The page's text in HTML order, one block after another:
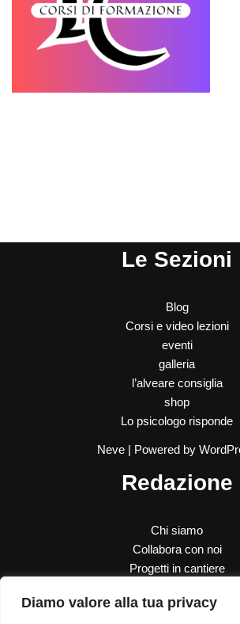
Diamo valore alla tua privacy
Le Sezioni
Blog
Corsi e video lezioni
eventi
galleria
l’alveare consiglia
shop
Lo psicologo risponde
Neve| Powered by
Redazione
Chi siamo
Collabora con noi
Progetti in cantiere
Le nostre donazioni